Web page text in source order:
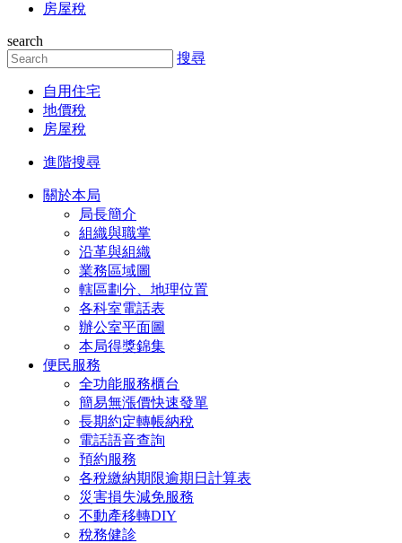
房屋稅
search
搜尋
自用住宅
地價稅
房屋稅
進階搜尋
關於本局
局長簡介
組織與職掌
沿革與組織
業務區域圖
轄區劃分、地理位置
各科室電話表
辦公室平面圖
本局得獎錦集
便民服務
全功能服務櫃台
簡易無漲價快速發單
長期約定轉帳納稅
電話語音查詢
預約服務
各稅繳納期限逾期日計算表
災害損失減免服務
不動產移轉DIY
稅務健診